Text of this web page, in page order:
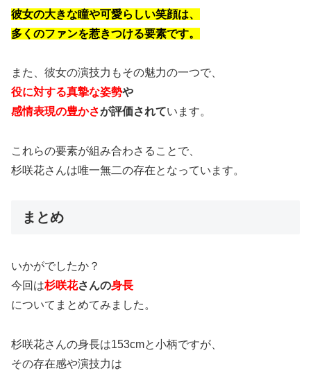
彼女の大きな瞳や可愛らしい笑顔は、
多くのファンを惹きつける要素です。
また、彼女の演技力もその魅力の一つで、
役に対する真摯な姿勢や
感情表現の豊かさが評価されています。
これらの要素が組み合わさることで、
杉咲花さんは唯一無二の存在となっています。
まとめ
いかがでしたか？
今回は杉咲花さんの身長
についてまとめてみました。
杉咲花さんの身長は153cmと小柄ですが、
その存在感や演技力は